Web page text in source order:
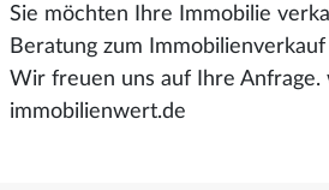
Sie möchten Ihre Immobilie
Beratung zum
Wir freuen uns auf Ihre Anfrage.
immobilienwert.de